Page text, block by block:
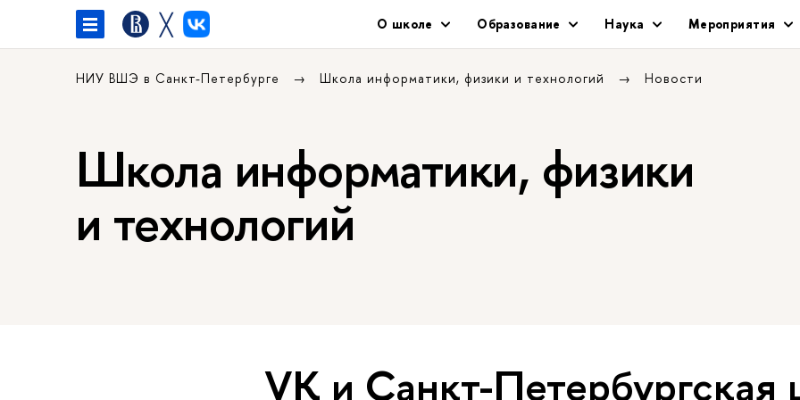
╳ О школе Образование Наука Мероприятия
НИУ ВШЭ в Санкт-Петербурге Школа информатики, физики и технологий Новости
Школа информатики, физики
и технологий
VK и Санкт-Петербургская